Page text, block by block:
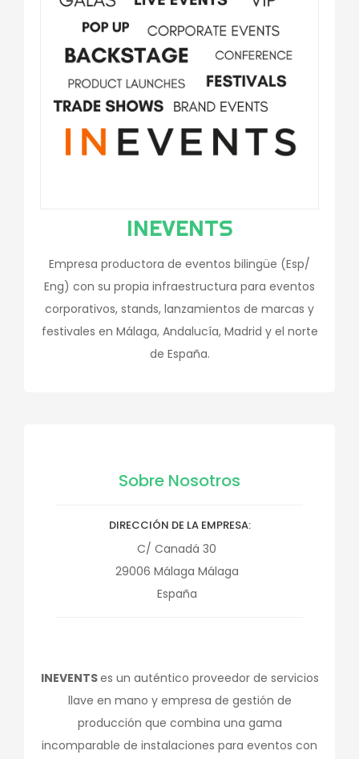
INEVENTS
Empresa productora de eventos bilingüe (Esp/
Eng) con su propia infraestructura para eventos
corporativos, stands, lanzamientos de marcas y
festivales en Málaga, Andalucía, Madrid y el norte
de España.
Sobre Nosotros
DIRECCIÓN DE LA EMPRESA
C/ Canadá 30
29006 Málaga Málaga
España
INEVENTSes un auténtico proveedor de servicios
llave en mano y empresa de gestión de
producción que combina una gama
incomparable de instalaciones para eventos con